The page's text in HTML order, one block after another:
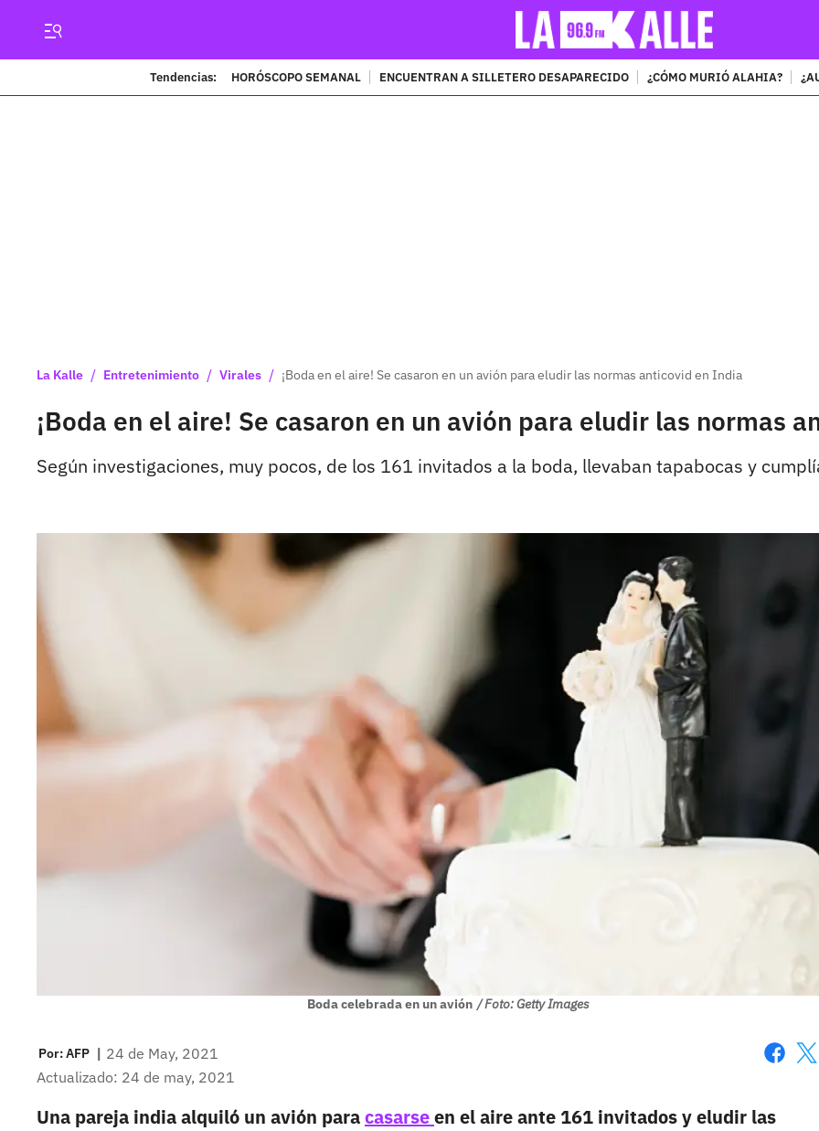
Tendencias: HORÓSCOPO SEMANAL ENCUENTRAN A SILLETERO DESAPARECIDO ¿CÓMO MURIÓ ALAHIA?
La Kalle / Entretenimiento / Virales / ¡Boda en el aire! Se casaron en un avión para eludir las normas anticovid en India
¡Boda en el aire! Se casaron en un avión para eludir las normas
Según investigaciones, muy pocos, de los 161 invitados a la boda, llevaban tapabocas y
Boda celebrada en un avión / Foto: Getty Images
Por:AFP | 24 de May, 2021
Actualizado: 24 de may, 2021
Una pareja india alquiló un avión paracasarseen el aire ante 161 invitados y eludir las